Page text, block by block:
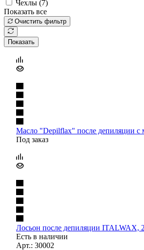
Чехлы (7)
Показать все
Очистить фильтр
Показать
Масло "Depilflax" после депиляции с
Под заказ
Лосьон после депиляции ITALWAX,
Есть в наличии
Арт.: 30002